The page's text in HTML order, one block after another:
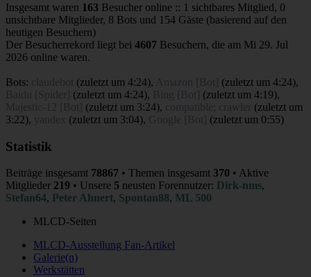
Insgesamt waren 163 Besucher online :: 1 sichtbares Mitglied, 0
unsichtbare Mitglieder, 8 Bots und 154 Gäste (basierend auf den
heutigen Besuchern)
Der Besucherrekord liegt bei 4607 Besuchern, die am Mi 29. Jul
2026 online waren.
Bots: (zuletzt um 4:24), (zuletzt um 4:24),
(zuletzt um 4:24), (zuletzt um 4:19),
(zuletzt um 3:24), (zuletzt um
3:22), (zuletzt um 3:04), (zuletzt um 0:55)
Statistik
Beiträge insgesamt 78867 • Themen insgesamt 370 • Aktive
Mitglieder 219 • Unsere 5 neusten Forennutzer: Dirk-nms,
Stefan64, Peter Ahnert, Spontan88, ML 500
MLCD-Seiten
MLCD-Ausstellung Fan-Artikel
Galerie(n)
Werkstätten